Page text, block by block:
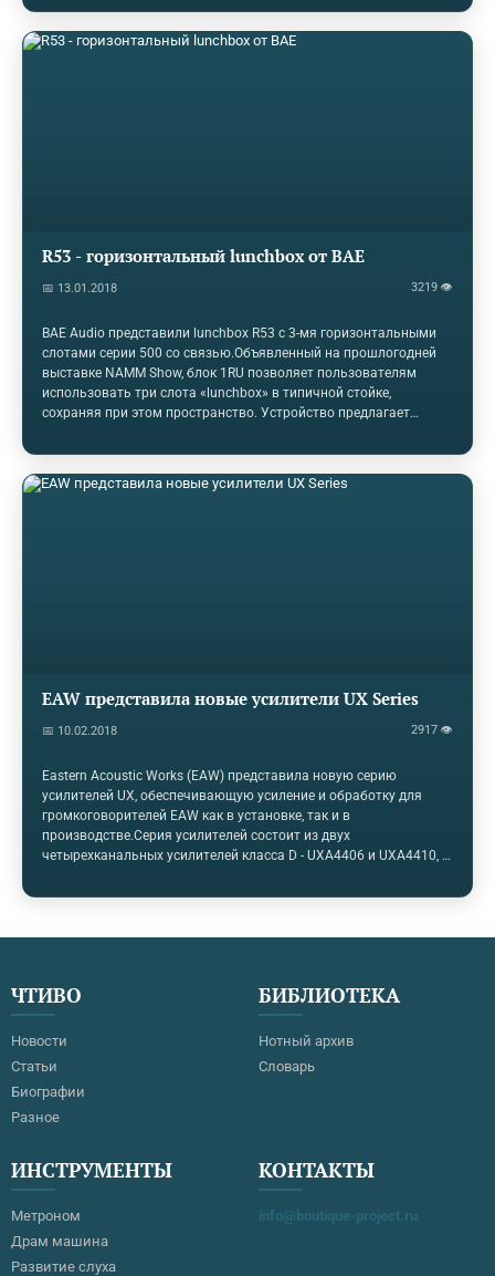
коммутацию монитора, talkback, два полнофункциональных
микрофонных входа SuperAnalogue SSL и аудиоинтерфейс
Dante.Теперь доступны как Light, так и Dark версии
R53 - горизонтальный lunchbox от BAE
📅 13.01.2018 3219 👁
BAE Audio представили lunchbox R53 с 3-мя горизонтальными
слотами серии 500 со связью.Объявленный на прошлогодней
выставке NAMM Show, блок 1RU позволяет пользователям
использовать три слота «lunchbox» в типичной стойке,
сохраняя при этом пространство. Устройство предлагает
передней панели устройства позволяет пользователям
передавать сигнал от одного слота к другому, позволяя
пользователям, например, каскадировать предусилитель в
EAW представила новые усилители UX Series
📅 10.02.2018 2917 👁
Eastern Acoustic Works (EAW) представила новую серию
усилителей UX, обеспечивающую усиление и обработку для
громкоговорителей EAW как в установке, так и в
производстве.Серия усилителей состоит из двух
четырехканальных усилителей класса D - UXA4406 и UXA4410, а
с интегрированной обработкой сигналов с частотой 48 кГц
UXA4810 обеспечивает 1250 Вт на канал (2500 Вт мост).Каждый
или восьми омах, номинальных нагрузках, а также 25 В, 70 В и
100 В постоянного напряжения (CV).…
ЧТИВО
Новости
Статьи
Биографии
Разное
БИБЛИОТЕКА
Нотный архив
Словарь
ИНСТРУМЕНТЫ
Метроном
Драм машина
Развитие слуха
КОНТАКТЫ
info@boutique-project.ru